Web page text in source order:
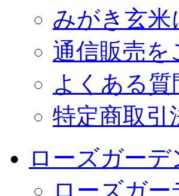
みがき玄米
通信販売を
よくある質
特定商取引
ローズガーデ
ローズガ